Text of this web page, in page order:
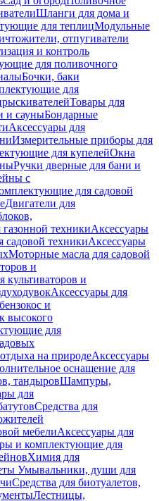
Шланги для дома и
для теплицМодульные
отпугиватели
и контроль
для поливочного
Бочки, баки
для
Товары для
и сауныБондарные
Аксессуары для
Измерительные приборы для
для купелейОкна
Ручки дверные для бани и
с
для садовой
Двигатели для
техникиАксессуары
садовой техникиАксессуары
Моторные масла для садовой
и
культиваторов и
Аксессуары для
и
высокого
для
на природеАксессуары
оснащение для
тандыровШампуры,
для
Средства для
мебелиАксессуары для
и комплектующие для
Химия для
Умывальники, души для
Средства для биотуалетов,
Лестницы,